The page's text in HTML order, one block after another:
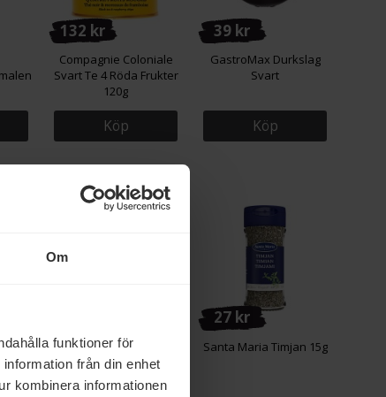
Om
funktioner för
från din enhet
kombinera informationen
132 kr
Compagnie Coloniale
Svart Te 4 Röda Frukter
120g
Köp
39 kr
GastroMax Durkslag
Svart
Köp
GastroMax Slickepott
Silikon
27 kr
Santa Maria Timjan 15g